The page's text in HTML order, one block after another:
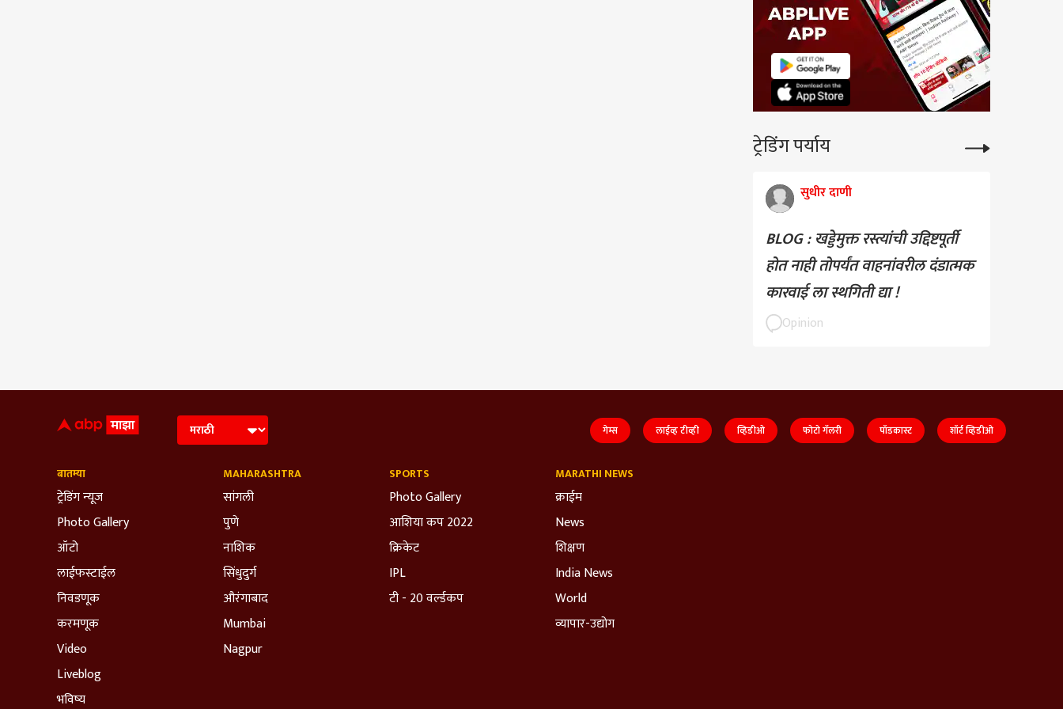
ट्रेडिंग पर्याय
सुधीर दाणी
BLOG : खड्डेमुक्त रस्त्यांची उद्दिष्टपूर्ती
होत नाही तोपर्यंत वाहनांवरील दंडात्मक
कारवाई ला स्थगिती द्या !
Opinion
गेम्स लाईव्ह टीव्ही व्हिडीओ फोटो गॅलरी पॉडकास्ट शॉर्ट व्हिडीओ
बातम्या
ट्रेडिंग न्यूज
Photo Gallery
ऑटो
लाईफस्टाईल
निवडणूक
करमणूक
Video
Liveblog
भविष्य
MAHARASHTRA
सांगली
पुणे
नाशिक
सिंधुदुर्ग
औरंगाबाद
Mumbai
Nagpur
SPORTS
Photo Gallery
आशिया कप 2022
क्रिकेट
IPL
टी - 20 वर्ल्डकप
MARATHI NEWS
क्राईम
News
शिक्षण
India News
World
व्यापार-उद्योग